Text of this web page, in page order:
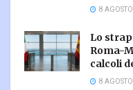
8
Lo
Roma-
calcoli
8